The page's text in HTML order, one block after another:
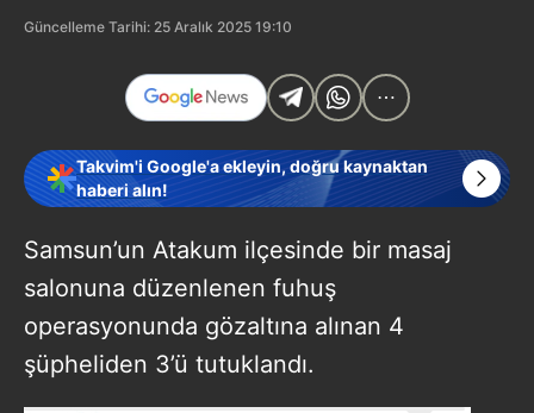
Güncelleme Tarihi: 25 Aralık 2025 19:10
Takvim'i Google'a ekleyin, doğru kaynaktan
haberi alın!
Samsun’un Atakum ilçesinde bir masaj
salonuna düzenlenen fuhuş
operasyonunda gözaltına alınan 4
şüpheliden 3’ü tutuklandı.